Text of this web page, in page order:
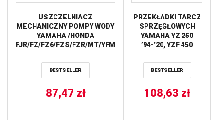
USZCZELNIACZ
MECHANICZNY POMPY WODY
YAMAHA /HONDA
FJR/FZ/FZ6/FZS/FZR/MT/YFM
BESTSELLER
87,47 zł
PRZEKŁADKI TARCZ
SPRZĘGŁOWYCH
YAMAHA YZ 250
’94-’20, YZF 450
’04-’13 (P038-7)
PROX
BESTSELLER
108,63 zł